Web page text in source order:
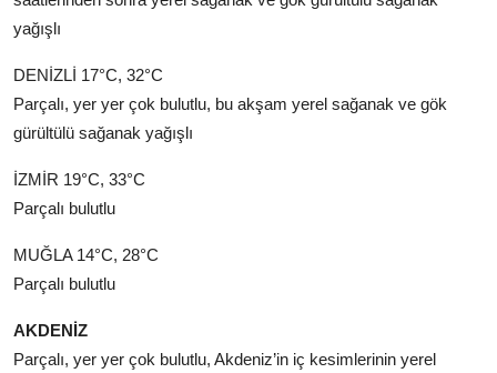
yağışlı
DENİZLİ 17°C, 32°C
Parçalı, yer yer çok bulutlu, bu akşam yerel sağanak ve gök
gürültülü sağanak yağışlı
İZMİR 19°C, 33°C
Parçalı bulutlu
MUĞLA 14°C, 28°C
Parçalı bulutlu
AKDENİZ
Parçalı, yer yer çok bulutlu, Akdeniz’in iç kesimlerinin yerel